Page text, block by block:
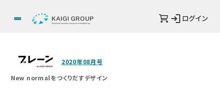
ログイン
2020年08月号
New normalをつくりだすデザイン